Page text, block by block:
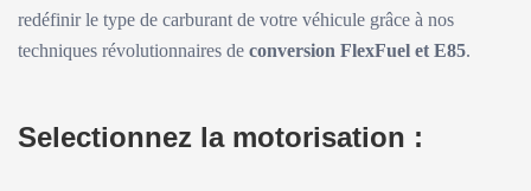
redéfinir le type de carburant de votre véhicule grâce à nos
techniques révolutionnaires de conversion FlexFuel et E85.
Selectionnez la motorisation :